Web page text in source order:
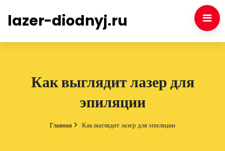
lazer-diodnyj.ru
Как выглядит лазер для
эпиляции
Главная Как выглядит лазер для эпиляции